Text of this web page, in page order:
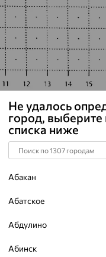
Не удалось
город,
списка ниже
Абакан
Абатское
Абдулино
Абинск